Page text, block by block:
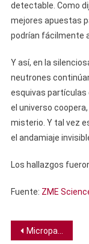
detectable. Como
mejores apuestas
podrían fácilmente
Y así, en la
neutrones
esquivas partículas
el universo
misterio. Y tal vez
el andamiaje
Los hallazgos
Fuente: ZME
Micropartículas implantables pueden administrar dos terapias contra el cáncer a la vez